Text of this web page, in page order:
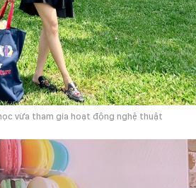
vừa tham gia hoạt động nghệ thuật